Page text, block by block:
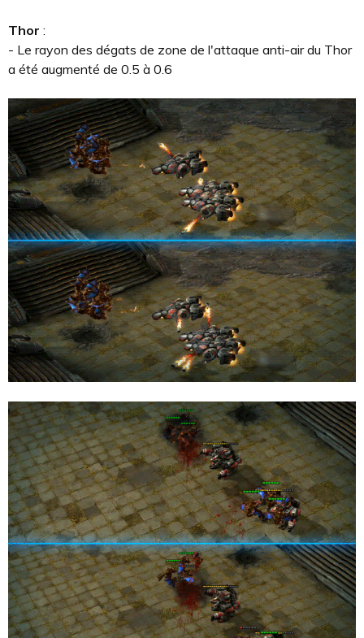
Thor :
- Le rayon des dégats de zone de l'attaque anti-air du Thor
a été augmenté de 0.5 à 0.6